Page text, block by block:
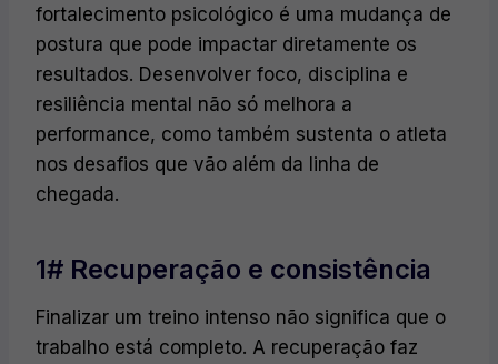
fortalecimento psicológico é uma mudança de
postura que pode impactar diretamente os
resultados. Desenvolver foco, disciplina e
resiliência mental não só melhora a
performance, como também sustenta o atleta
nos desafios que vão além da linha de
chegada.
1# Recuperação e consistência
Finalizar um treino intenso não significa que o
trabalho está completo. A recuperação faz